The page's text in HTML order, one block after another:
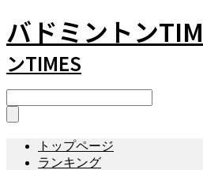
バドミントン
ンTIMES
トップページ
ランキング